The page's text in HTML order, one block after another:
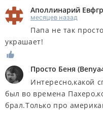
Аполлинарий
месяцев назад
Папа не так
украшает!
Просто Беня (
Интересно,какой
был во времена
брал.Только про